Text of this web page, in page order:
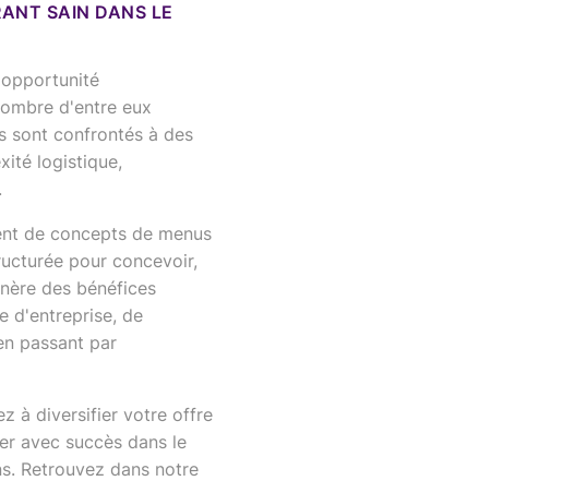
SAIN DANS LE
opportunité
d'entre eux
sont confrontés à des
logistique,
de concepts de menus
pour concevoir,
des bénéfices
d'entreprise, de
passant par
à diversifier votre offre
avec succès dans le
Retrouvez dans notre